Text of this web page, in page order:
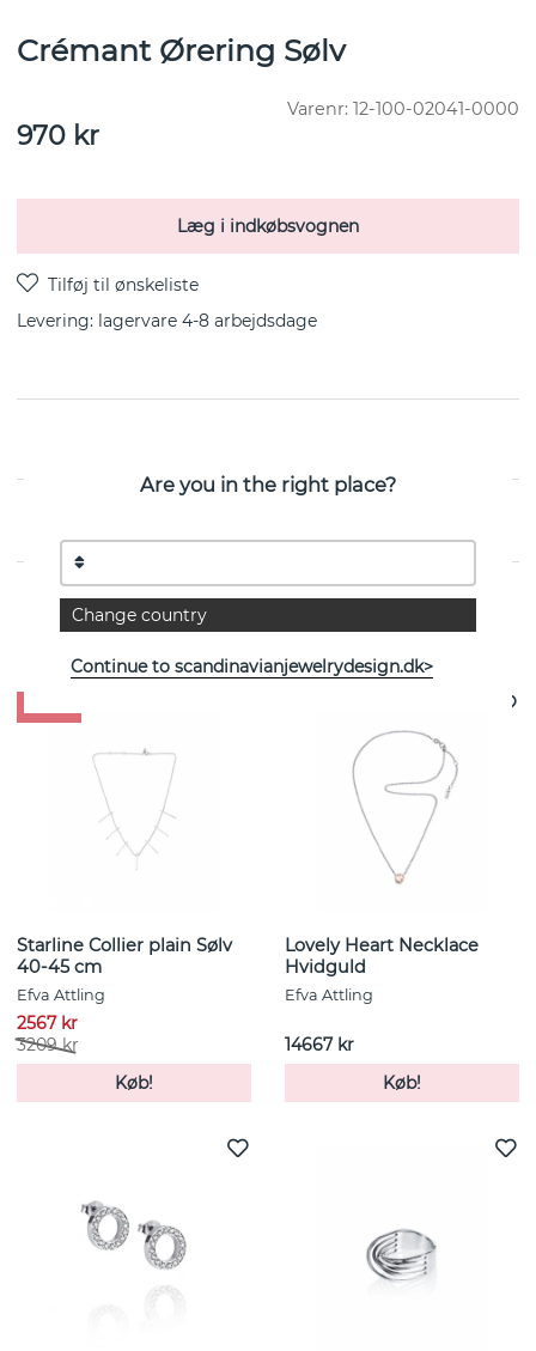
Crémant Ørering Sølv
Varenr: 12-100-02041-0000
970 kr
Læg i indkøbsvognen
Levering: lagervare 4-8 arbejdsdage
Starline Collier plain Sølv
40-45 cm
Efva Attling
2567 kr
3209 kr
Køb!
Lovely Heart Necklace
Hvidguld
Efva Attling
14667 kr
Køb!
Are you in the right place?
Change country
Continue to scandinavianjewelrydesign.dk>